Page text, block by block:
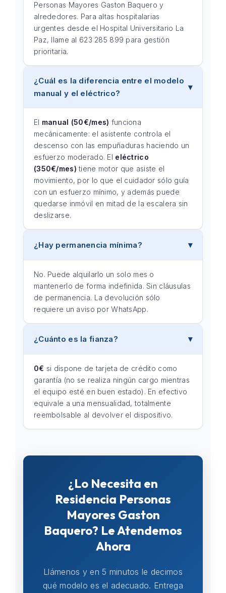
Personas Mayores Gaston Baquero y
alrededores. Para altas hospitalarias
urgentes desde el Hospital Universitario La
Paz, llame al 623 285 899 para gestión
prioritaria.
¿Cuál es la diferencia entre el modelo
manual y el eléctrico?
El manual (50€/mes) funciona
mecánicamente: el asistente controla el
descenso con las empuñaduras haciendo un
esfuerzo moderado. El eléctrico
(350€/mes) tiene motor que asiste el
movimiento, por lo que el cuidador sólo guía
con un esfuerzo mínimo, y además puede
quedarse inmóvil en mitad de la escalera sin
deslizarse.
¿Hay permanencia mínima?
No. Puede alquilarlo un solo mes o
mantenerlo de forma indefinida. Sin cláusulas
de permanencia. La devolución sólo
requiere un aviso por WhatsApp.
¿Cuánto es la fianza?
0€ si dispone de tarjeta de crédito como
garantía (no se realiza ningún cargo mientras
el equipo esté en buen estado). En efectivo
equivale a una mensualidad, totalmente
reembolsable al devolver el dispositivo.
¿Lo Necesita en
Residencia Personas
Mayores Gaston
Baquero? Le Atendemos
Ahora
Llámenos y en 5 minutos le decimos
qué modelo es el adecuado. Entrega